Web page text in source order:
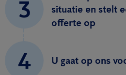
3
situatie en stelt
offerte op
4 U gaat op ons